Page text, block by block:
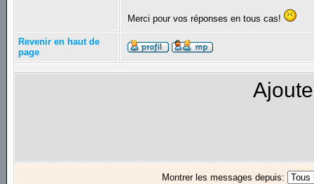
Merci pour vos réponses en tous cas!
Revenir en haut de
page
Montrer les messages depuis: